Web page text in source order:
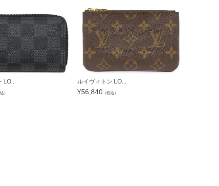
LO...
）
ルイヴィトン LO...
¥56,840 （税込）